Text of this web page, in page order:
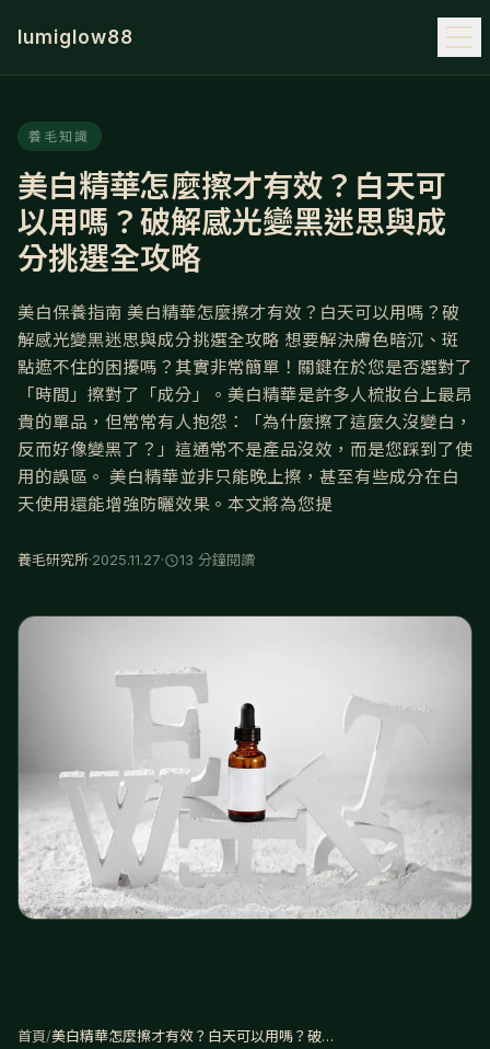
lumiglow88
養毛知識
美白精華怎麼擦才有效？白天可
以用嗎？破解感光變黑迷思與成
分挑選全攻略
美白保養指南 美白精華怎麼擦才有效？白天可以用嗎？破
解感光變黑迷思與成分挑選全攻略 想要解決膚色暗沉、斑
點遮不住的困擾嗎？其實非常簡單！關鍵在於您是否選對了
「時間」擦對了「成分」。美白精華是許多人梳妝台上最昂
貴的單品，但常常有人抱怨：「為什麼擦了這麼久沒變白，
反而好像變黑了？」這通常不是產品沒效，而是您踩到了使
用的誤區。 美白精華並非只能晚上擦，甚至有些成分在白
天使用還能增強防曬效果。本文將為您提
養毛研究所·2025.11.27· 13 分鐘閱讀
首頁/ 美白精華怎麼擦才有效？白天可以用嗎？破解感光變黑迷思與成分挑選全攻略